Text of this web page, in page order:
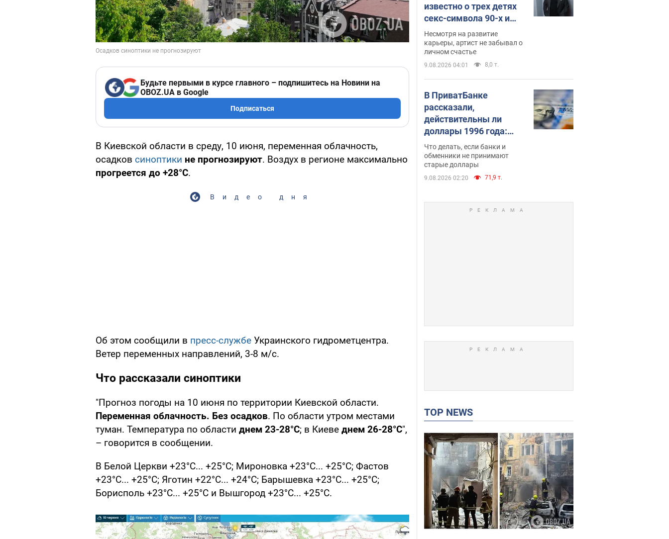
Будьте первыми в курсе главного – подпишитесь на Новини на
OBOZ.UA в Google
Подписаться
В Киевской области в среду, 10 июня, переменная облачность,
осадков синоптики не прогнозируют. Воздух в регионе максимально
прогреется до +28°С.
Видео дня
Об этом сообщили в пресс-службе Украинского гидрометцентра.
Ветер переменных направлений, 3-8 м/с.
Что рассказали синоптики
"Прогноз погоды на 10 июня по территории Киевской области.
Переменная облачность. Без осадков. По области утром местами
туман. Температура по области днем 23-28°С; в Киеве днем 26-28°С",
– говорится в сообщении.
В Белой Церкви +23°С... +25°С; Мироновка +23°С... +25°С; Фастов
+23°С... +25°С; Яготин +22°С... +24°С; Барышевка +23°С... +25°С;
Борисполь +23°С... +25°С и Вышгород +23°С... +25°С.
известно о трех детях
секс-символа 90-х и
как они выглядят
Несмотря на развитие
карьеры, артист не забывал о
личном счастье
9.08.2026 04:01 8,0 т.
В ПриватБанке
рассказали,
действительны ли
доллары 1996 года:
принимают ли
обменники и банки
такие купюры
Что делать, если банки и
обменники не принимают
старые доллары
9.08.2026 02:20 71,9 т.
TOP NEWS